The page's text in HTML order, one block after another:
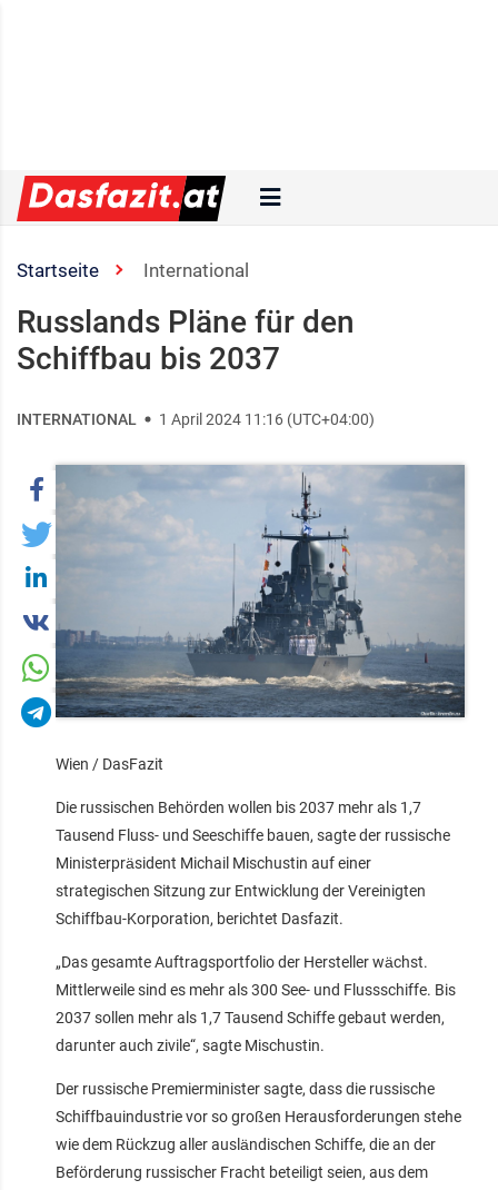
Startseite International
Russlands Pläne für den
Schiffbau bis 2037
INTERNATIONAL 1 April 2024 11:16 (UTC+04:00)
Wien / DasFazit
Die russischen Behörden wollen bis 2037 mehr als 1,7
Tausend Fluss- und Seeschiffe bauen, sagte der russische
Ministerpräsident Michail Mischustin auf einer
strategischen Sitzung zur Entwicklung der Vereinigten
Schiffbau-Korporation, berichtet Dasfazit.
„Das gesamte Auftragsportfolio der Hersteller wächst.
Mittlerweile sind es mehr als 300 See- und Flussschiffe. Bis
2037 sollen mehr als 1,7 Tausend Schiffe gebaut werden,
darunter auch zivile“, sagte Mischustin.
Der russische Premierminister sagte, dass die russische
Schiffbauindustrie vor so großen Herausforderungen stehe
wie dem Rückzug aller ausländischen Schiffe, die an der
Beförderung russischer Fracht beteiligt seien, aus dem